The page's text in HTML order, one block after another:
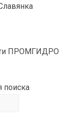
ПРОМГИДРО
поиска